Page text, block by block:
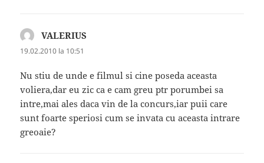
VALERIUS
19.02.2010 la 10:51
Nu stiu de unde e filmul si cine poseda aceasta
voliera,dar eu zic ca e cam greu ptr porumbei sa
intre,mai ales daca vin de la concurs,iar puii care
sunt foarte speriosi cum se invata cu aceasta intrare
greoaie?